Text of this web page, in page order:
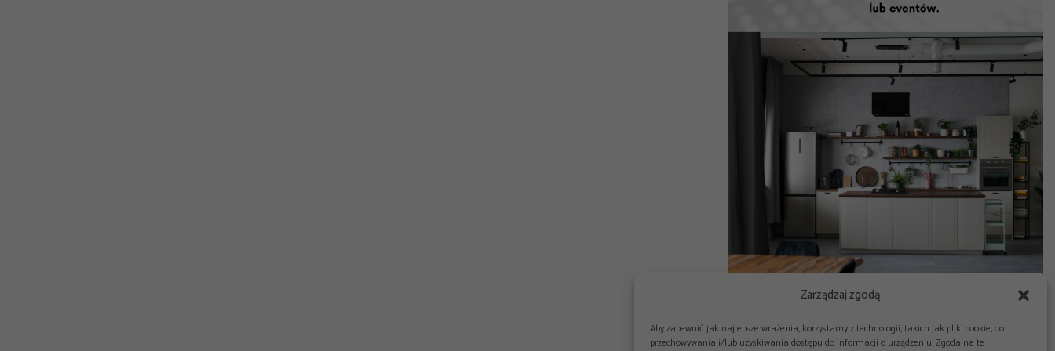
Zarządzaj zgodą
Aby zapewnić jak najlepsze wrażenia, korzystamy z technologii, takich jak pliki cookie, do
przechowywania i/lub uzyskiwania dostępu do informacji o urządzeniu. Zgoda na te